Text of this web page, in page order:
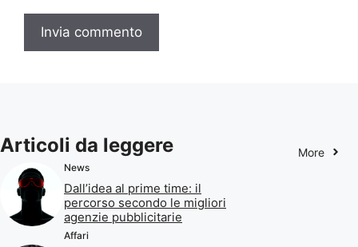
Articoli da leggere More
News
Dall’idea al prime time: il
percorso secondo le migliori
agenzie pubblicitarie
Affari